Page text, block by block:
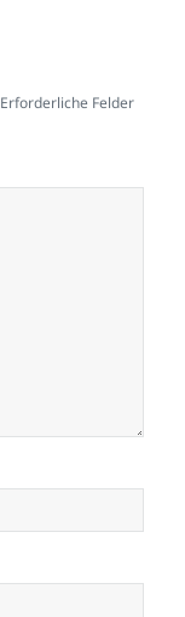
Erforderliche Felder